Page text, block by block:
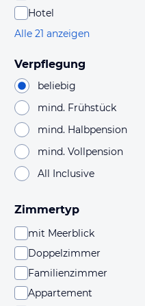
Hotel
Alle 21 anzeigen
Verpflegung
beliebig
mind. Frühstück
mind. Halbpension
mind. Vollpension
All Inclusive
Zimmertyp
mit Meerblick
Doppelzimmer
Familienzimmer
Appartement